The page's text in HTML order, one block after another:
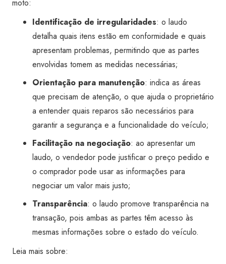
moto:
Identificação de irregularidades: o laudo
detalha quais itens estão em conformidade e quais
apresentam problemas, permitindo que as partes
envolvidas tomem as medidas necessárias;
Orientação para manutenção: indica as áreas
que precisam de atenção, o que ajuda o proprietário
a entender quais reparos são necessários para
garantir a segurança e a funcionalidade do veículo;
Facilitação na negociação: ao apresentar um
laudo, o vendedor pode justificar o preço pedido e
o comprador pode usar as informações para
negociar um valor mais justo;
Transparência: o laudo promove transparência na
transação, pois ambas as partes têm acesso às
mesmas informações sobre o estado do veículo.
Leia mais sobre: